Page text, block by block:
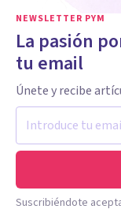
NEWSLETTER PYM
La pasión
tu email
Únete y recibe
Suscribiéndote